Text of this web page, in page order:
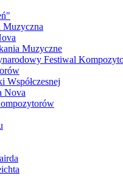
Muzyczna
Muzyczne
Festiwal
Współczesnej
Nova